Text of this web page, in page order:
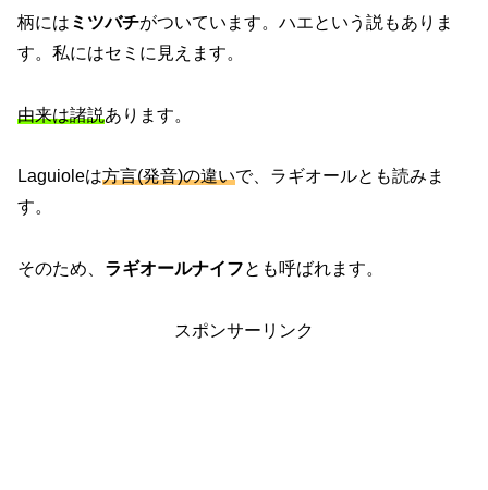
柄には ミツバチがついています。ハエという説もありま
す。私にはセミに見えます。
由来は諸説あります。
Laguioleは方言(発音)の違いで、ラギオールとも読みま
す。
そのため、 ラギオールナイフとも呼ばれます。
スポンサーリンク